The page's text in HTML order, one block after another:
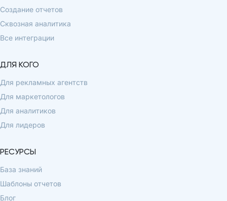
Создание отчетов
Сквозная аналитика
Все интеграции
ДЛЯ КОГО
Для рекламных агентств
Для маркетологов
Для аналитиков
Для лидеров
РЕСУРСЫ
База знаний
Шаблоны отчетов
Блог